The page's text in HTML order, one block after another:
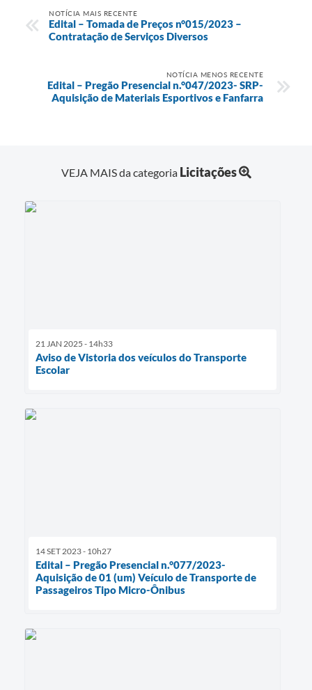
NOTÍCIA MAIS RECENTE
Edital – Tomada de Preços n°015/2023 –
Contratação de Serviços Diversos
NOTÍCIA MENOS RECENTE
Edital – Pregão Presencial n.°047/2023- SRP-
Aquisição de Materiais Esportivos e Fanfarra
VEJA MAIS da categoria Licitações
21 JAN 2025 - 14h33
Aviso de Vistoria dos veículos do Transporte
Escolar
14 SET 2023 - 10h27
Edital – Pregão Presencial n.°077/2023-
Aquisição de 01 (um) Veículo de Transporte de
Passageiros Tipo Micro-Ônibus